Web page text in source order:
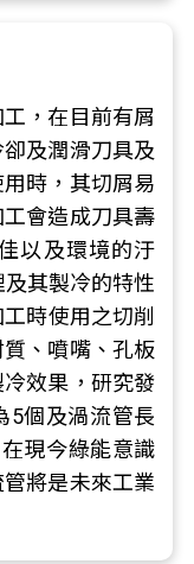
，在目前有屑
及潤滑刀具及
時，其切屑易
會造成刀具壽
以及環境的汙
其製冷的特性
時使用之切削
、噴嘴、孔板
效果，研究發
5個及渦流管長
現今綠能意識
將是未來工業